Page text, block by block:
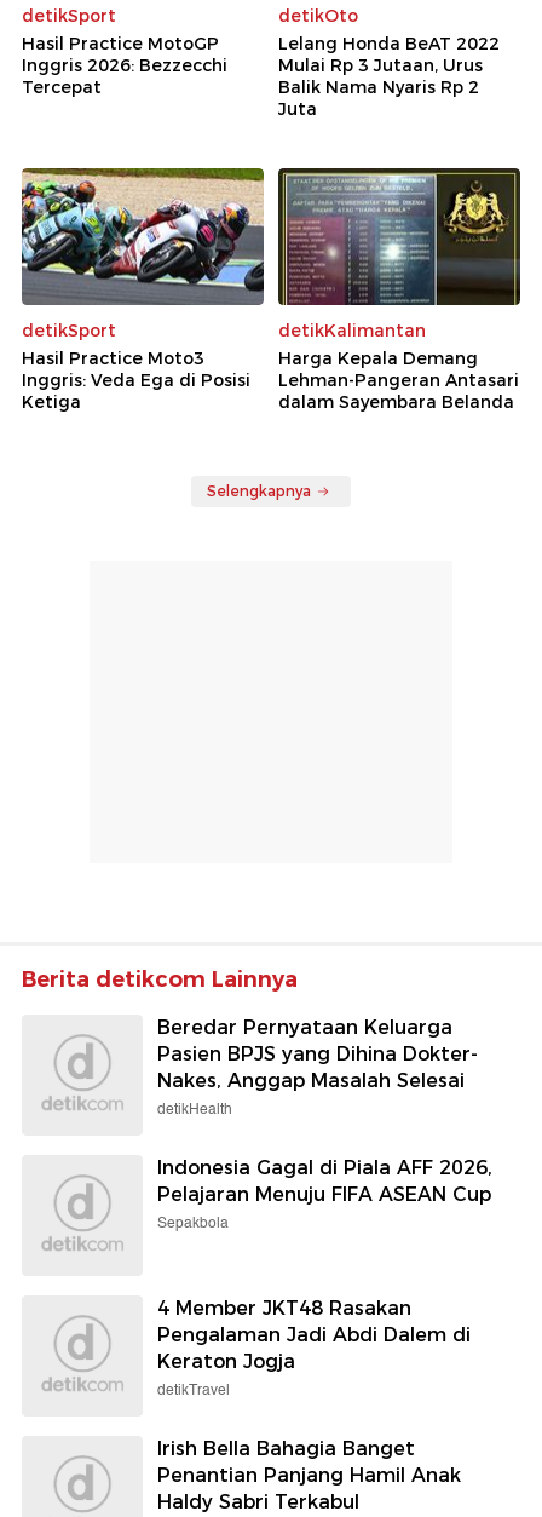
detikSport
Hasil Practice MotoGP
Inggris 2026: Bezzecchi
Tercepat
detikOto
Lelang Honda BeAT 2022
Mulai Rp 3 Jutaan, Urus
Balik Nama Nyaris Rp 2
Juta
detikSport
Hasil Practice Moto3
Inggris: Veda Ega di Posisi
Ketiga
detikKalimantan
Harga Kepala Demang
Lehman-Pangeran Antasari
dalam Sayembara Belanda
Selengkapnya
Berita detikcom Lainnya
Beredar Pernyataan Keluarga
Pasien BPJS yang Dihina Dokter-
Nakes, Anggap Masalah Selesai
detikHealth
Indonesia Gagal di Piala AFF 2026,
Pelajaran Menuju FIFA ASEAN Cup
Sepakbola
4 Member JKT48 Rasakan
Pengalaman Jadi Abdi Dalem di
Keraton Jogja
detikTravel
Irish Bella Bahagia Banget
Penantian Panjang Hamil Anak
Haldy Sabri Terkabul